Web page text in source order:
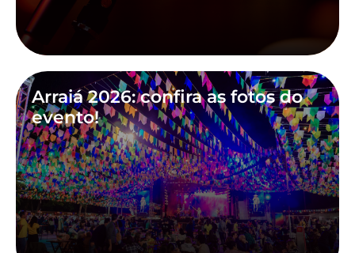
Arraiá 2026: confira as fotos do
evento!